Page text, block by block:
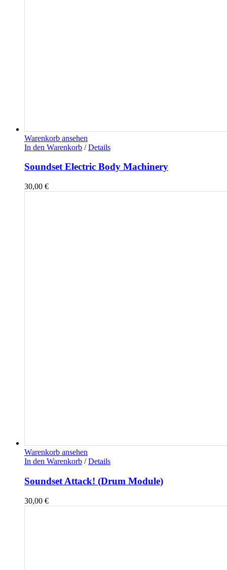
Warenkorb ansehen
In den Warenkorb / Details
Soundset Electric Body Machinery
30,00 €
Warenkorb ansehen
In den Warenkorb / Details
Soundset Attack! (Drum Module)
30,00 €